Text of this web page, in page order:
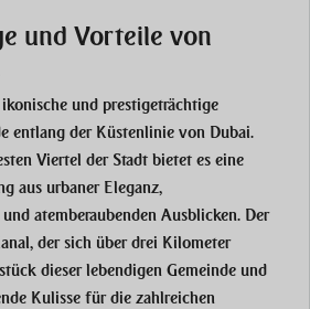
und Vorteile von
und prestigeträchtige
entlang der Küstenlinie von Dubai.
Viertel der Stadt bietet es eine
aus urbaner Eleganz,
atemberaubenden Ausblicken. Der
der sich über drei Kilometer
dieser lebendigen Gemeinde und
Kulisse für die zahlreichen